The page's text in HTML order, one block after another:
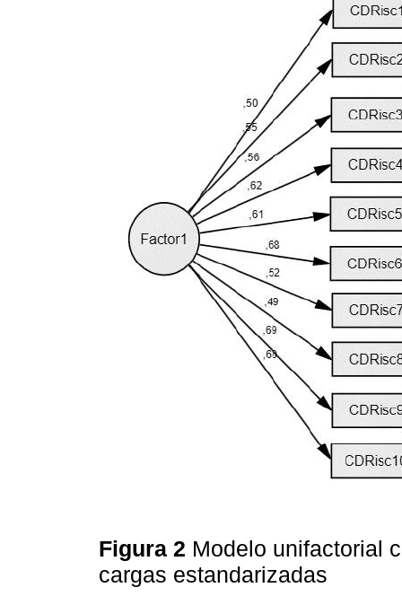
Figura 2 Modelo unifactorial
cargas estandarizadas